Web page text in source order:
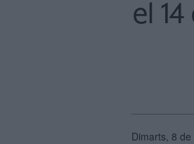
el
Dimarts, 8